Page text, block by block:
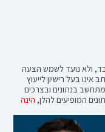
, ולא נועד לשמש הצעה
בעל רישיון לייעוץ
בנתונים ובצרכים
המופיעים להלן, הינה